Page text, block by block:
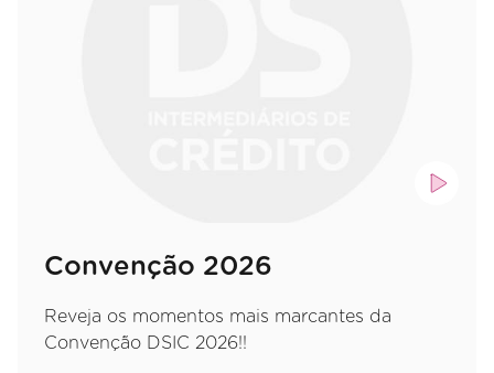
Convenção 2026
Reveja os momentos mais marcantes da
Convenção DSIC 2026!!